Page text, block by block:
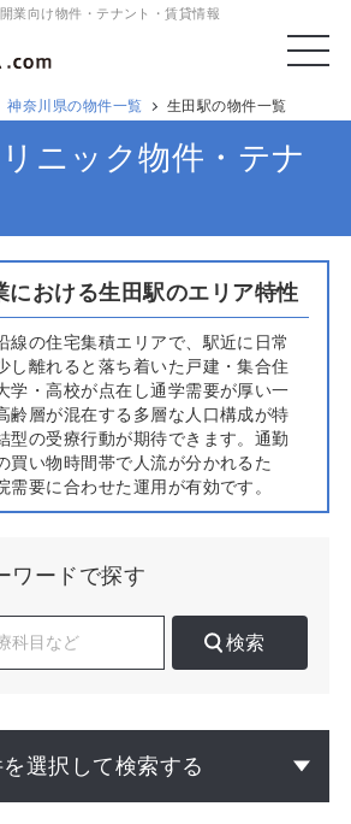
業向け物件・テナント・賃貸情報
神奈川県の物件一覧 生田駅の物件一覧
ニック物件・テナ
における生田駅のエリア特性
線の住宅集積エリアで、駅近に日常
し離れると落ち着いた戸建・集合住
学・高校が点在し通学需要が厚い一
齢層が混在する多層な人口構成が特
型の受療行動が期待できます。通勤
買い物時間帯で人流が分かれるた
需要に合わせた運用が有効です。
・スーパー前の通行量、通学路の交
確認すると、患者導線の予測精度が
は季節変動を見据えたアクセス性が
外科やリハは平日昼間の高齢層需要
わせて診療圏調査で定量化し、夜
帯を埋める運用で差別化を図れま
単価のバランスは、徒歩分数別の来
算し、損益分岐点を賃料比で検証す
ワードで探す
検索
選択して検索する